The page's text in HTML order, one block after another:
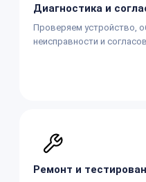
Диагностика и
Проверяем устройство,
неисправности и
Ремонт и